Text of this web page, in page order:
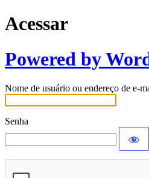
Acessar
Powered by
Nome de usuário ou endereço de e-
Senha